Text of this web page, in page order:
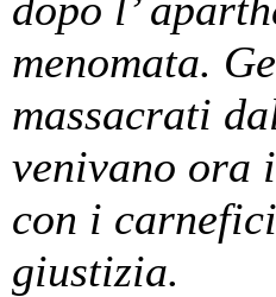
menomata.
massacrati
venivano ora
con i
giustizia.